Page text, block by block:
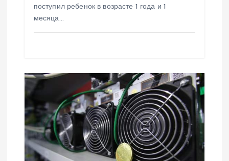
поступил ребенок в возрасте 1 года и 1
месяца…